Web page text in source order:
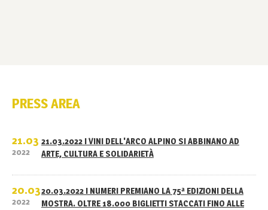
PRESS AREA
21.03
2022
21.03.2022 I VINI DELL'ARCO ALPINO SI ABBINANO AD
ARTE, CULTURA E SOLIDARIETÀ
20.03
2022
20.03.2022 I NUMERI PREMIANO LA 75ª EDIZIONI DELLA
MOSTRA. OLTRE 18.000 BIGLIETTI STACCATI FINO ALLE